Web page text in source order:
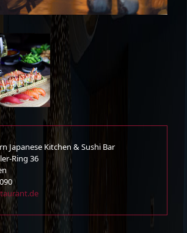
Japanese Kitchen & Sushi Bar
Ring 36